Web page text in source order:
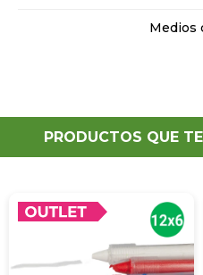
Medios
PRODUCTOS QUE